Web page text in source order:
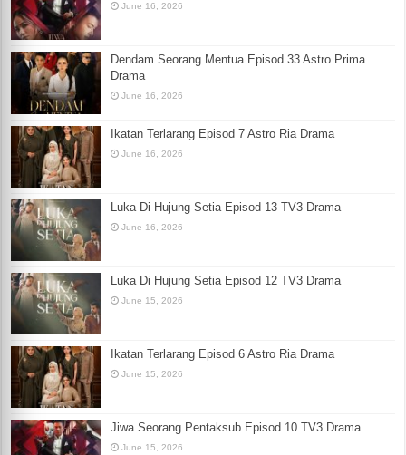
June 16, 2026
Dendam Seorang Mentua Episod 33 Astro Prima
Drama
June 16, 2026
Ikatan Terlarang Episod 7 Astro Ria Drama
June 16, 2026
Luka Di Hujung Setia Episod 13 TV3 Drama
June 16, 2026
Luka Di Hujung Setia Episod 12 TV3 Drama
June 15, 2026
Ikatan Terlarang Episod 6 Astro Ria Drama
June 15, 2026
Jiwa Seorang Pentaksub Episod 10 TV3 Drama
June 15, 2026